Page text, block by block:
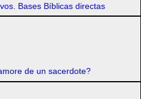
Bases Bíblicas directas
de un sacerdote?